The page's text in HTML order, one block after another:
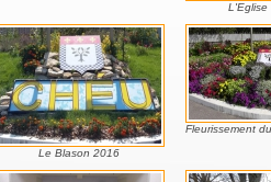
L'Eglise
Le Blason 2016
Fleurissement